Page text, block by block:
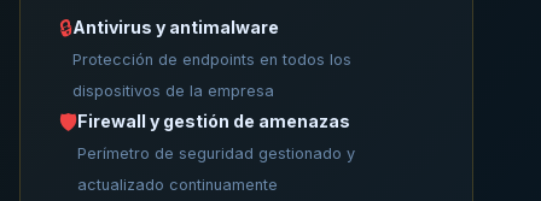
🔒Antivirus y antimalware
Protección de endpoints en todos los
dispositivos de la empresa
🛡️Firewall y gestión de amenazas
Perímetro de seguridad gestionado y
actualizado continuamente